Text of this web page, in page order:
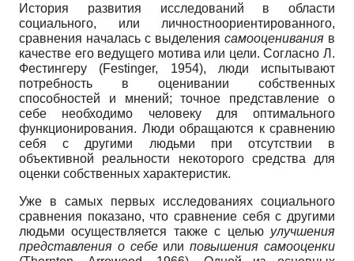
История развития исследований в области
социального, или личностноориентированного,
сравнения началась с выделения самооценивания в
качестве его ведущего мотива или цели. Согласно Л.
Фестингеру (Festinger, 1954), люди испытывают
потребность в оценивании собственных
способностей и мнений; точное представление о
себе необходимо человеку для оптимального
функционирования. Люди обращаются к сравнению
себя с другими людьми при отсутствии в
объективной реальности некоторого средства для
оценки собственных характеристик.
Уже в самых первых исследованиях социального
сравнения показано, что сравнение себя с другими
людьми осуществляется также с целью улучшения
представления о себеилиповышения самооценки